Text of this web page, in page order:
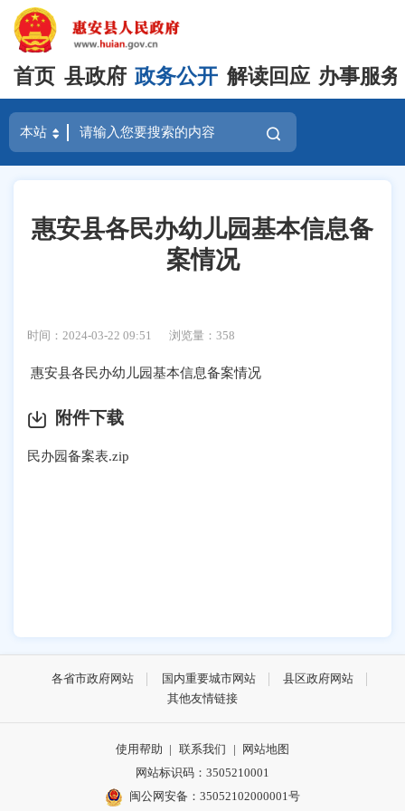
首页 县政府 政务公开 解读回应 办事服务
惠安县各民办幼儿园基本信息备
案情况
时间：2024-03-22 09:51 浏览量：358
惠安县各民办幼儿园基本信息备案情况
附件下载
民办园备案表.zip
各省市政府网站 国内重要城市网站
县区政府网站
其他友情链接
使用帮助 | 联系我们 | 网站地图
网站标识码：3505210001
闽公网安备：35052102000001号